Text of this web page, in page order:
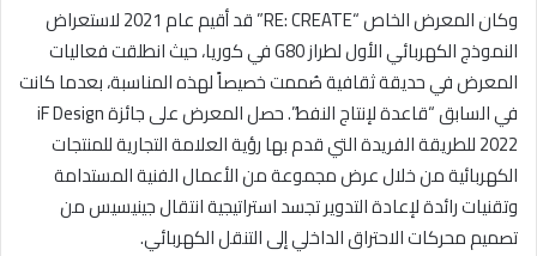
وكان المعرض الخاص “RE: CREATE
” قد أقيم عام 2021 لاستعراض
النموذج الكهربائي الأول لطرازG80في كوريا، حيث انطلقت فعاليات
المعرض في حديقة ثقافية صُممت خصيصاً لهذه المناسبة، بعدما كانت
في السابق “قاعدة لإنتاج النفط”. حصل المعرض على جائزةiF Design
2022للطريقة الفريدة التي قدم بها رؤية العلامة التجارية للمنتجات
الكهربائية من خلال عرض مجموعة من الأعمال الفنية المستدامة
وتقنيات رائدة لإعادة التدوير تجسد استراتيجية انتقال جينيسيس من
تصميم محركات الاحتراق الداخلي إلى التنقل الكهربائي.